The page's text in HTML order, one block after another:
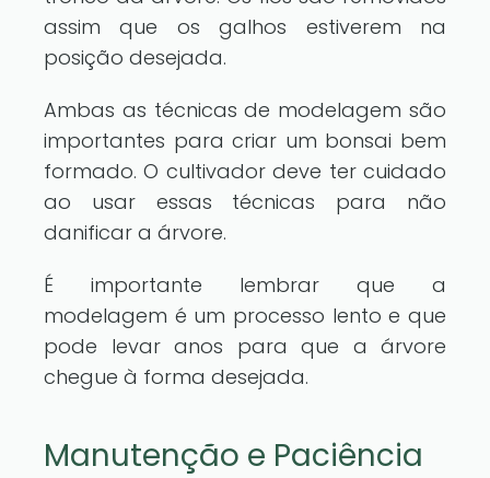
assim que os galhos estiverem na
posição desejada.
Ambas as técnicas de modelagem são
importantes para criar um bonsai bem
formado. O cultivador deve ter cuidado
ao usar essas técnicas para não
danificar a árvore.
É importante lembrar que a
modelagem é um processo lento e que
pode levar anos para que a árvore
chegue à forma desejada.
Manutenção e Paciência